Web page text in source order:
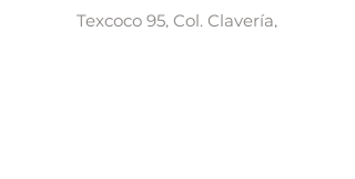
Texcoco 95, Col. Clavería,